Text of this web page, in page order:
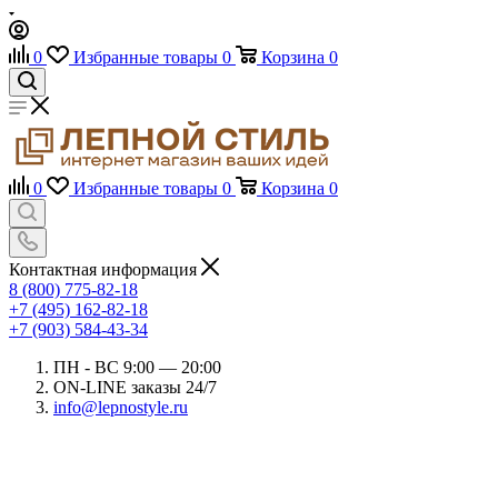
0 Избранные товары 0 Корзина 0
0 Избранные товары 0 Корзина 0
Контактная информация
8 (800) 775-82-18
+7 (495) 162-82-18
+7 (903) 584-43-34
ПН - ВС 9:00 — 20:00
ON-LINE заказы 24/7
info@lepnostyle.ru